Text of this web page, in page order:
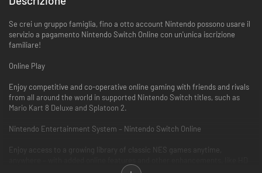
Se crei un gruppo famiglia, fino a otto account Nintendo possono usare il
servizio a pagamento Nintendo Switch Online con un'unica iscrizione
familiare!
Online Play
Enjoy competitive and co-operative online gaming with friends and rivals
from all around the world in supported Nintendo Switch titles, such as
Mario Kart 8 Deluxe and Splatoon 2.
Nintendo Entertainment System – Nintendo Switch Online
Enjoy access to a growing library of classic NES games anytime,
resolution, filters and special save states!